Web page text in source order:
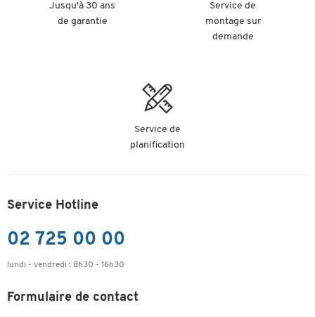
Jusqu'à 30 ans
de garantie
Service de
montage sur
demande
Service de
planification
Service Hotline
02 725 00 00
lundi - vendredi : 8h30 - 16h30
Formulaire de contact